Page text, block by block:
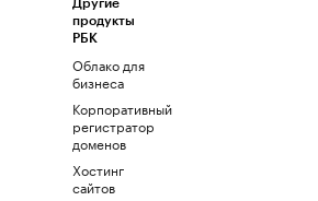
Другие
продукты
РБК
Облако для
бизнеса
Корпоративный
регистратор
доменов
Хостинг
сайтов